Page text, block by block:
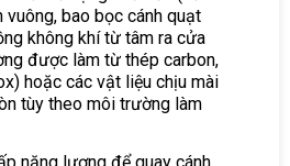
vuông, bao bọc cánh quạt
không khí từ tâm ra cửa
được làm từ thép carbon,
hoặc các vật liệu chịu mài
tùy theo môi trường làm